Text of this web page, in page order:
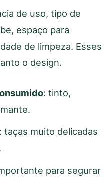
de uso, tipo de
espaço para
de limpeza. Esses
o design.
: tinto,
: taças muito delicadas
para segurar